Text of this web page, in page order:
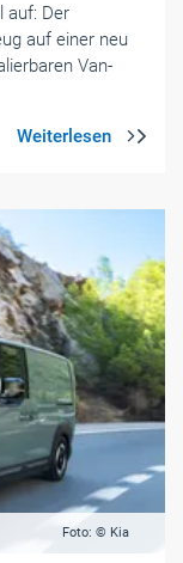
auf: Der
auf einer neu
Van-
Foto: © Kia